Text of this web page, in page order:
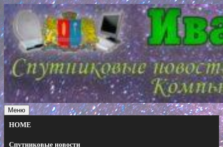
Перейти
к
содержимому
Меню
HOME
Спутниковые новости